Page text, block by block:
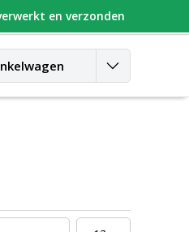
Contact Inloggen
en verzonden